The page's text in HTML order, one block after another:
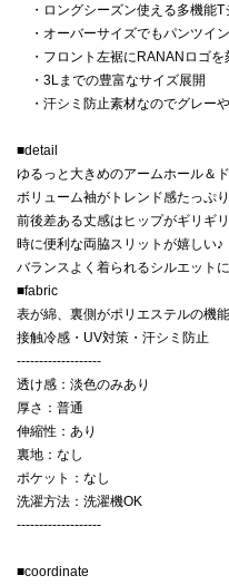
・ロングシーズン使える多機能T
・オーバーサイズでもパンツイ
・フロント左裾にRANANロゴを
・3Lまでの豊富なサイズ展開
・汗シミ防止素材なのでグレー
■detail
ゆるっと大きめのアームホール＆
ボリューム袖がトレンド感たっぷり
前後差ある丈感はヒップがギリギ
時に便利な両脇スリットが嬉しい♪
バランスよく着られるシルエット
■fabric
表が綿、裏側がポリエステルの機
接触冷感・UV対策・汗シミ防止
-------------------
透け感：淡色のみあり
厚さ：普通
伸縮性：あり
裏地：なし
ポケット：なし
洗濯方法：洗濯機OK
-------------------
■coordinate